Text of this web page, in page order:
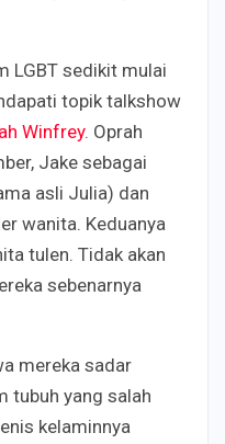
LGBT sedikit mulai
topik talkshow
Winfrey. Oprah
Jake sebagai
asli Julia) dan
wanita. Keduanya
tulen. Tidak akan
sebenarnya
mereka sadar
tubuh yang salah
kelaminnya